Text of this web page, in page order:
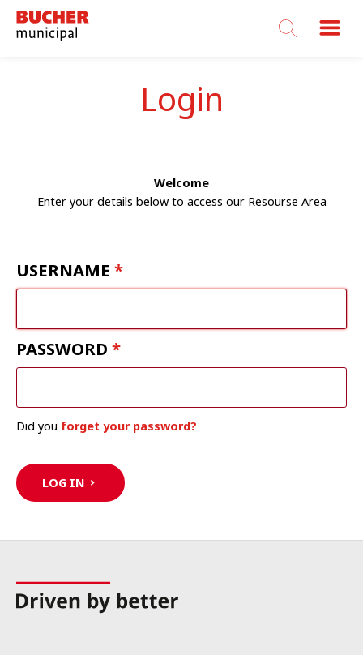
Bucher
Municipal
Login
Welcome
Enter your details below to access our Resourse Area
USERNAME
PASSWORD
Did you forget your password?
LOG IN